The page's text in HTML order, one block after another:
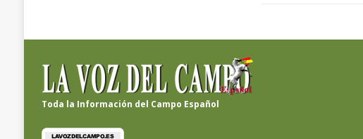
Toda la Información del Campo Español